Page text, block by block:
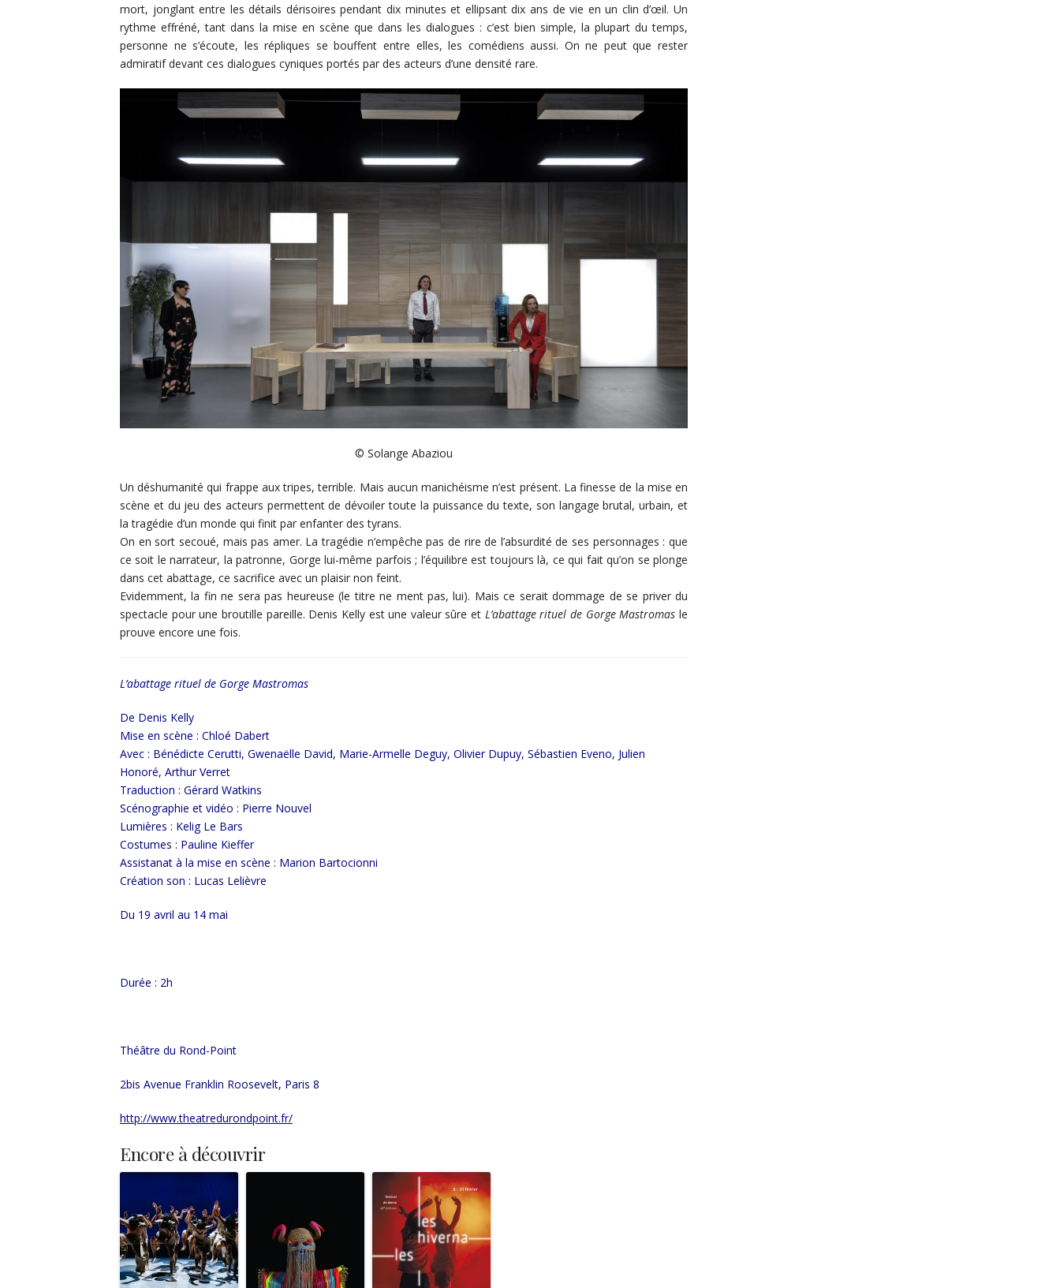
mort, jonglant entre les détails dérisoires pendant dix minutes et ellipsant dix ans de vie en un clin d’œil. Un
rythme effréné, tant dans la mise en scène que dans les dialogues : c’est bien simple, la plupart du temps,
personne ne s’écoute, les répliques se bouffent entre elles, les comédiens aussi. On ne peut que rester
admiratif devant ces dialogues cyniques portés par des acteurs d’une densité rare.
© Solange Abaziou
Un déshumanité qui frappe aux tripes, terrible. Mais aucun manichéisme n’est présent. La finesse de la mise en
scène et du jeu des acteurs permettent de dévoiler toute la puissance du texte, son langage brutal, urbain, et
la tragédie d’un monde qui finit par enfanter des tyrans.
On en sort secoué, mais pas amer. La tragédie n’empêche pas de rire de l’absurdité de ses personnages : que
ce soit le narrateur, la patronne, Gorge lui-même parfois ; l’équilibre est toujours là, ce qui fait qu’on se plonge
dans cet abattage, ce sacrifice avec un plaisir non feint.
Evidemment, la fin ne sera pas heureuse (le titre ne ment pas, lui). Mais ce serait dommage de se priver du
spectacle pour une broutille pareille. Denis Kelly est une valeur sûre et L’abattage rituel de Gorge Mastromas le
prouve encore une fois.
L’abattage rituel de Gorge Mastromas
De Denis Kelly
Mise en scène : Chloé Dabert
Avec : Bénédicte Cerutti, Gwenaëlle David, Marie-Armelle Deguy, Olivier Dupuy, Sébastien Eveno, Julien
Honoré, Arthur Verret
Traduction : Gérard Watkins
Scénographie et vidéo : Pierre Nouvel
Lumières : Kelig Le Bars
Costumes : Pauline Kieffer
Assistanat à la mise en scène : Marion Bartocionni
Création son : Lucas Lelièvre
Du 19 avril au 14 mai
Durée : 2h
Théâtre du Rond-Point
2bis Avenue Franklin Roosevelt, Paris 8
http://www.theatredurondpoint.fr/
Encore à découvrir